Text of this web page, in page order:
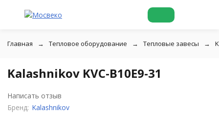
Главная Тепловое оборудование Тепловые завесы
Kalashnikov KVС-B10E9-31
Написать отзыв
Бренд: Kalashnikov